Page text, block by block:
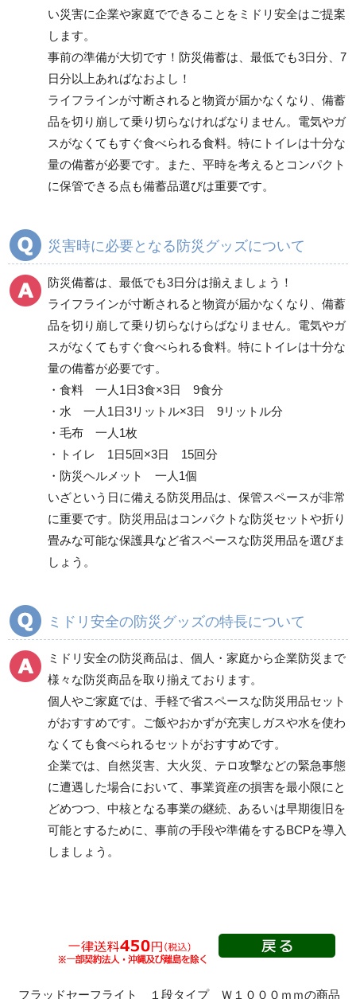
避難用セット品
その他
消火用品 救助・復旧用品
救急用品 情報伝達用品
その他
い災害に企業や家庭でできることをミドリ安全はご提案
します。
事前の準備が大切です！防災備蓄は、最低でも3日分、7
日分以上あればなおよし！
ライフラインが寸断されると物資が届かなくなり、備蓄
品を切り崩して乗り切らなければなりません。電気やガ
スがなくてもすぐ食べられる食料。特にトイレは十分な
量の備蓄が必要です。また、平時を考えるとコンパクト
に保管できる点も備蓄品選びは重要です。
災害時に必要となる防災グッズについて
防災備蓄は、最低でも3日分は揃えましょう！
ライフラインが寸断されると物資が届かなくなり、備蓄
品を切り崩して乗り切らなけらばなりません。電気やガ
スがなくてもすぐ食べられる食料。特にトイレは十分な
量の備蓄が必要です。
・食料 一人1日3食×3日 9食分
・水 一人1日3リットル×3日 9リットル分
・毛布 一人1枚
・トイレ 1日5回×3日 15回分
・防災ヘルメット 一人1個
いざという日に備える防災用品は、保管スペースが非常
に重要です。防災用品はコンパクトな防災セットや折り
畳みな可能な保護具など省スペースな防災用品を選びま
しょう。
ミドリ安全の防災グッズの特長について
ミドリ安全の防災商品は、個人・家庭から企業防災まで
様々な防災商品を取り揃えております。
個人やご家庭では、手軽で省スペースな防災用品セット
がおすすめです。ご飯やおかずが充実しガスや水を使わ
なくても食べられるセットがおすすめです。
企業では、自然災害、大火災、テロ攻撃などの緊急事態
に遭遇した場合において、事業資産の損害を最小限にと
どめつつ、中核となる事業の継続、あるいは早期復旧を
可能とするために、事前の手段や準備をするBCPを導入
しましょう。
フラッドセーフライト １段タイプ Ｗ１０００ｍｍの商品